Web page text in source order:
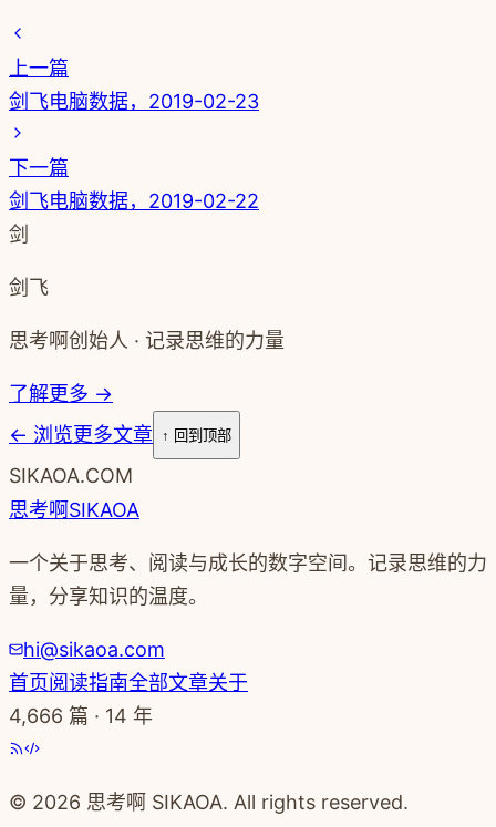
上一篇
剑飞电脑数据，2019-02-23
下一篇
剑飞电脑数据，2019-02-22
剑
剑飞
思考啊创始人 · 记录思维的力量
了解更多 →
← 浏览更多文章 ↑ 回到顶部
SIKAOA.COM
思考啊SIKAOA
一个关于思考、阅读与成长的数字空间。记录思维的力
量，分享知识的温度。
hi@sikaoa.com
首页阅读指南全部文章关于
4,666 篇 · 14 年
© 2026 思考啊 SIKAOA. All rights reserved.